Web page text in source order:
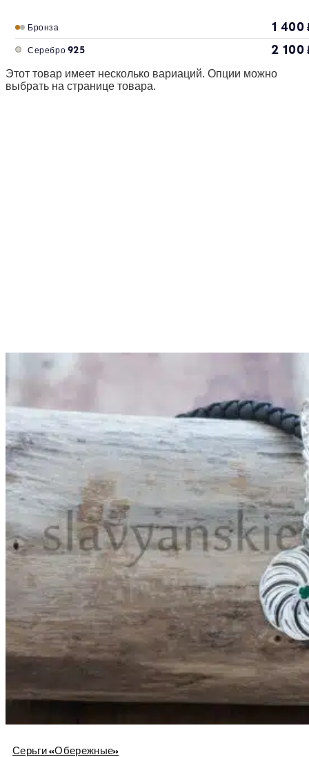
Бронза 1 400
Серебро 925 2 100
Этот товар имеет несколько вариаций. Опции можно
выбрать на странице товара.
Серьги «Обережные»